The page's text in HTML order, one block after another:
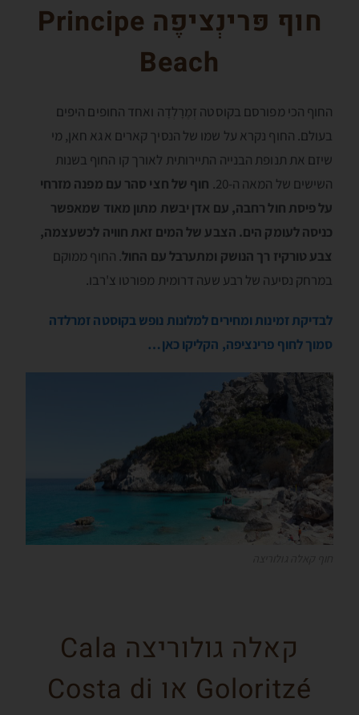
חוף פּרינְציפֶה Principe
Beach
החוף הכי מפורסם בקוסטה זְמֶרָלְדָה ואחד החופים היפים
בעולם. החוף נקרא על שמו של הנסיך קארים אגא חאן, מי
שיזם את תנופת הבנייה התיירותית לאורך קו החוף בשנות
השישים של המאה ה-20.
חוף של חצי סהר עם מפנה מזרחי
על פיסת חול רחבה, עם אדן יבשת מתון מאוד שמאפשר
כניסה לעומק הים. הצבע של המים זאת חוויה לכשעצמה,
צבע טורקיז רך הנושק ומתערבל עם החול. החוף ממוקם
במרחק נסיעה של רבע שעה דרומית מפורטו צ'רבו.
לבדיקת זמינות ומחירים למלונות נופש בקוסטה זמרלדה
סמוך לחוף פרינציפה, הקליקו כאן…
קאלה גולוריצה Cala
Goloritzé או Costa di